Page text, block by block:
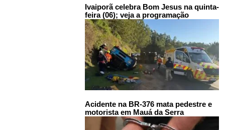
Ivaiporã celebra Bom Jesus na quinta-
feira (06); veja a programação
Acidente na BR-376 mata pedestre e
motorista em Mauá da Serra